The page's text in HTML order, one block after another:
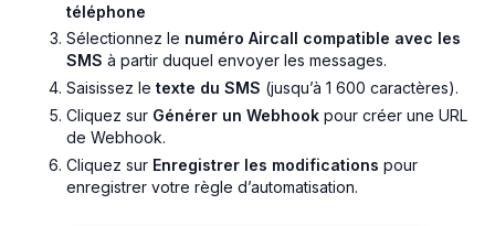
téléphone
Sélectionnez le numéro Aircall compatible avec les
SMS à partir duquel envoyer les messages.
Saisissez le texte du SMS (jusqu’à 1 600 caractères).
Cliquez sur Générer un Webhook pour créer une URL
de Webhook.
Cliquez sur Enregistrer les modifications pour
enregistrer votre règle d’automatisation.